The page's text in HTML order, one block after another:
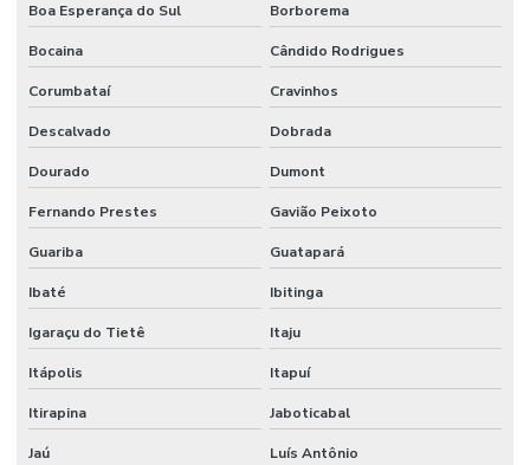
Boa Esperança do Sul Borborema
Bocaina Cândido Rodrigues
Corumbataí Cravinhos
Descalvado Dobrada
Dourado Dumont
Fernando Prestes Gavião Peixoto
Guariba Guatapará
Ibaté Ibitinga
Igaraçu do Tietê Itaju
Itápolis Itapuí
Itirapina Jaboticabal
Jaú Luís Antônio